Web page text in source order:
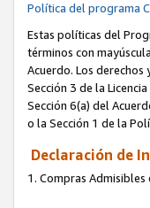
Política del programa
Estas políticas del
términos con
Acuerdo. Los
Sección 3 de la
Sección 6(a) del
o la Sección 1 de la
Declaración de
1. Compras Admisibles